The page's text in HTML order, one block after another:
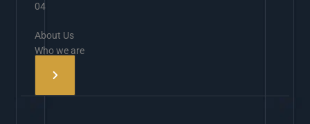
04
About Us
Who we are